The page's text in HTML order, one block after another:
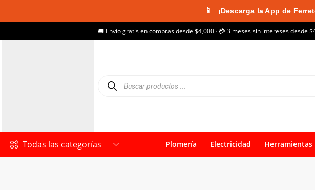
📱 ¡Descarga la App de
🚚 Envío gratis en compras desde $4,000 · 💳 3 meses sin intereses desde
Todas las categorías Plomería Electricidad Herramientas